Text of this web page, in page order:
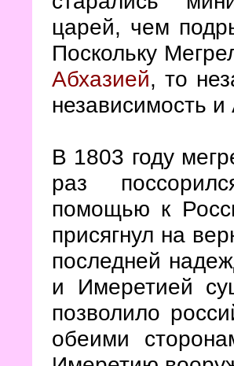
царей, чем
Поскольку
Абхазией, то
независимость и
В 1803 году
раз
помощью к
присягнул на
последней
и Имеретией
позволило
обеими